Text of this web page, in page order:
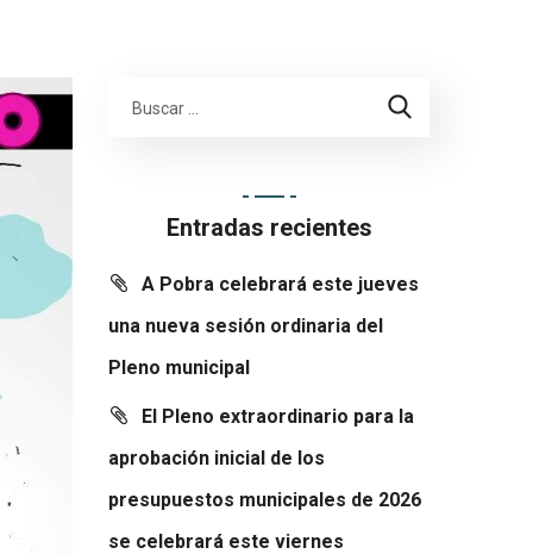
Entradas recientes
A Pobra celebrará este jueves
una nueva sesión ordinaria del
Pleno municipal
El Pleno extraordinario para la
aprobación inicial de los
presupuestos municipales de 2026
se celebrará este viernes